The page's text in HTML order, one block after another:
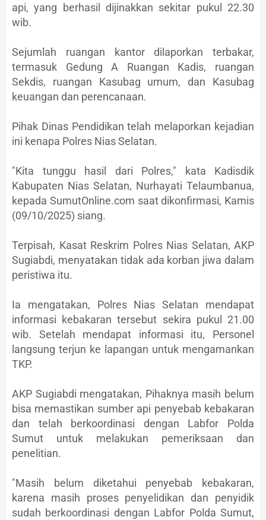
api, yang berhasil dijinakkan sekitar pukul 22.30
wib.
Sejumlah ruangan kantor dilaporkan terbakar,
termasuk Gedung A Ruangan Kadis, ruangan
Sekdis, ruangan Kasubag umum, dan Kasubag
keuangan dan perencanaan.
Pihak Dinas Pendidikan telah melaporkan kejadian
ini kenapa Polres Nias Selatan.
"Kita tunggu hasil dari Polres," kata Kadisdik
Kabupaten Nias Selatan, Nurhayati Telaumbanua,
kepada SumutOnline.com saat dikonfirmasi, Kamis
(09/10/2025) siang.
Terpisah, Kasat Reskrim Polres Nias Selatan, AKP
Sugiabdi, menyatakan tidak ada korban jiwa dalam
peristiwa itu.
Ia mengatakan, Polres Nias Selatan mendapat
informasi kebakaran tersebut sekira pukul 21.00
wib. Setelah mendapat informasi itu, Personel
langsung terjun ke lapangan untuk mengamankan
TKP.
AKP Sugiabdi mengatakan, Pihaknya masih belum
bisa memastikan sumber api penyebab kebakaran
dan telah berkoordinasi dengan Labfor Polda
Sumut untuk melakukan pemeriksaan dan
penelitian.
"Masih belum diketahui penyebab kebakaran,
karena masih proses penyelidikan dan penyidik
sudah berkoordinasi dengan Labfor Polda Sumut,